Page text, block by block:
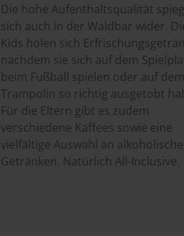
Die hohe Aufenthaltsqualität
sich auch in der Waldbar wider.
Kids holen sich
nachdem sie sich auf dem
beim Fußball spielen oder auf dem
Trampolin so richtig ausgetobt
Für die Eltern gibt es zudem
verschiedene Kaffees sowie eine
vielfältige Auswahl an
Getränken. Natürlich All-Inclusive.